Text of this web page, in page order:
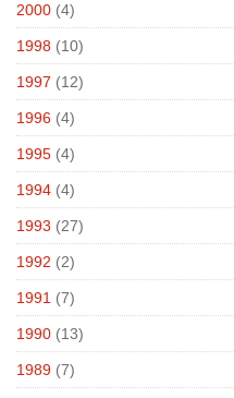
2000 (4)
1998 (10)
1997 (12)
1996 (4)
1995 (4)
1994 (4)
1993 (27)
1992 (2)
1991 (7)
1990 (13)
1989 (7)